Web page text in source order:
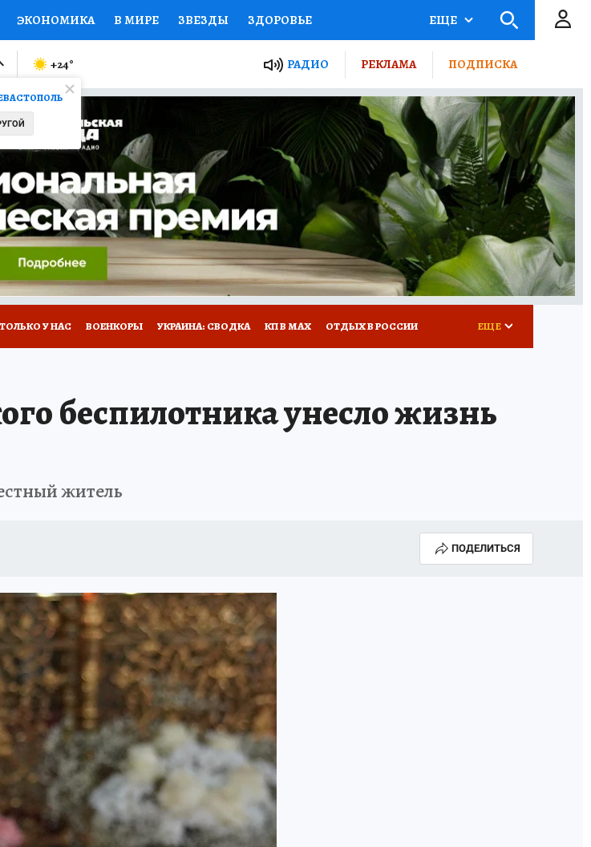
ЭКОНОМИКА В МИРЕ ЗВЕЗДЫ ЗДОРОВЬЕ
НАЦИОНАЛЬНЫЕ ПРОЕКТЫ РОССИИ
Я ЗНАЮ СЕМЬЯ ЖЕНСКИЕ СЕКРЕТЫ ПУТЕВОДИТЕЛЬ
СПЕЦПРОЕКТЫ ДЕФИЦИТ ЖЕЛЕЗА ТУРИЗМ
КОНКУРСЫ РАБОТА У НАС ГИД ПОТРЕБИТЕЛЯ ВСЕ О КП
ЕЩЕ
+24° РАДИО РЕКЛАМА ПОДПИСКА
ТОЛЬКО У НАС ВОЕНКОРЫ УКРАИНА: СВОДКА КП В МАХ ОТДЫХ В РОССИИ ЕЩЕ
беспилотника унесло жизнь
житель
ПОДЕЛИТЬСЯ